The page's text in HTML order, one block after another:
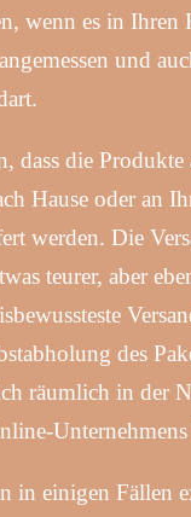
wenn es in Ihren
und
dass die
Hause oder an
werden. Die
teurer, aber
des
räumlich in der
in einigen Fällen